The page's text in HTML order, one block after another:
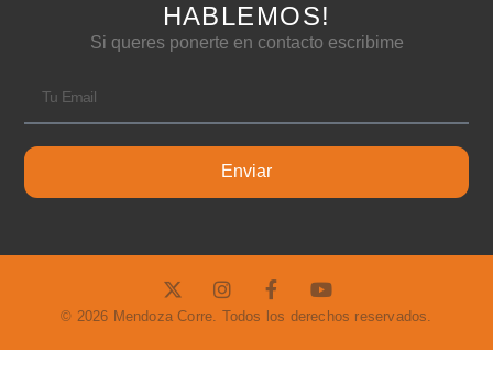
HABLEMOS!
Si queres ponerte en contacto escribime
Enviar
© 2026 Mendoza Corre. Todos los derechos reservados.